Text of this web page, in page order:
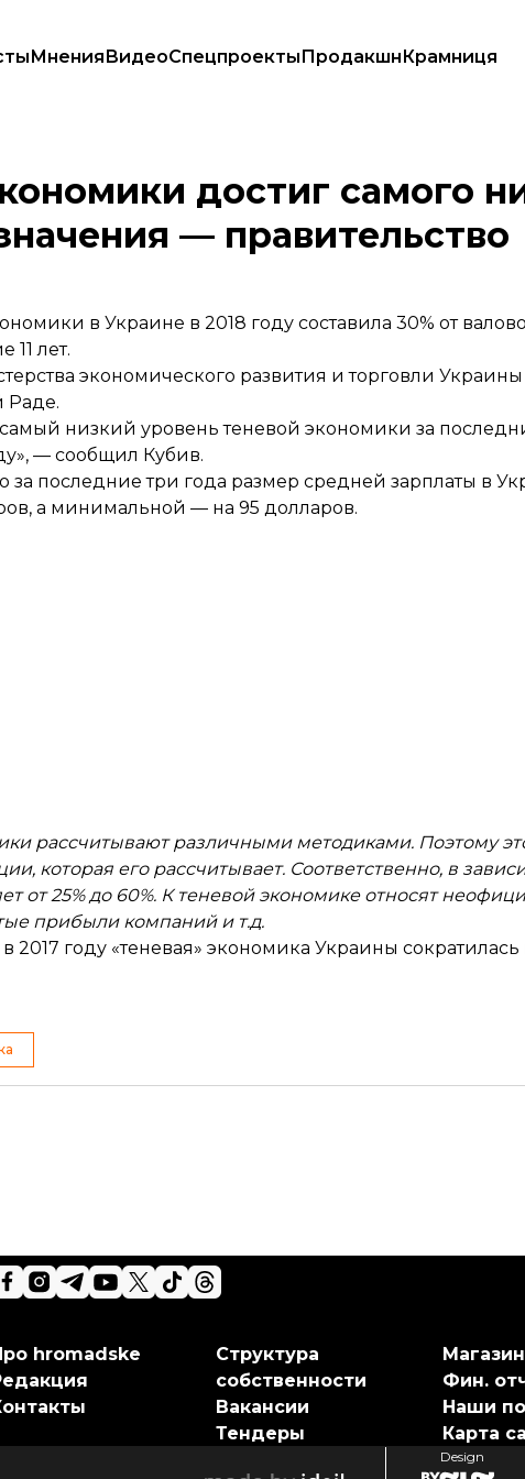
МненияВидеоСпецпроектыПродакшнКрамниця
последние 11 лет значения — правительство
достиг самого
— правительство
в Украине в 2018 году составила 30% от
11 лет.
экономического развития и торговли
Раде.
низкий уровень теневой экономики за
— сообщил Кубив.
за последние три года размер средней зарплаты в
а минимальной — на 95 долларов.
рассчитывают различными методиками. Поэтому
которая его рассчитывает. Соответственно, в
от 25% до 60%. К теневой экономике относят
прибыли компаний и т.д.
году «теневая» экономика Украины сократилась
hromadske
Структура
собственности
Вакансии
Тендеры
Магазин
Фин.
Наши
Карта
Design